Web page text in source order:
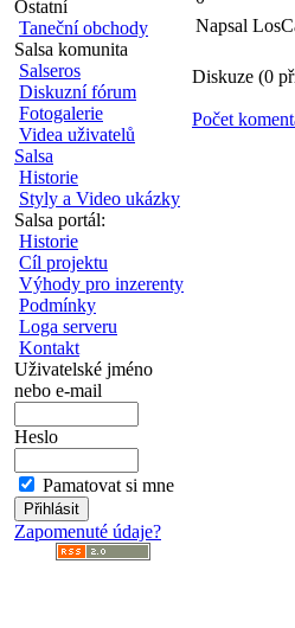
Ostatní
Taneční obchody
Salsa komunita
Salseros
Diskuzní fórum
Fotogalerie
Videa uživatelů
Salsa
Historie
Styly a Video ukázky
Salsa portál:
Historie
Cíl projektu
Výhody pro inzerenty
Podmínky
Loga serveru
Kontakt
Uživatelské jméno
nebo e-mail
Heslo
Pamatovat si mne
Zapomenuté údaje?
Napsal
Diskuze (0
Počet